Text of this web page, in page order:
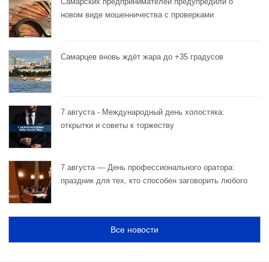
новом виде мошенничества с проверками
Самарцев вновь ждёт жара до +35 градусов
7 августа - Международный день холостяка:
открытки и советы к торжеству
7 августа — День профессионального оратора:
праздник для тех, кто способен заговорить любого
Все новости